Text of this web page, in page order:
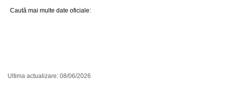
Caută mai multe date oficiale:
Ultima actualizare: 08/06/2026